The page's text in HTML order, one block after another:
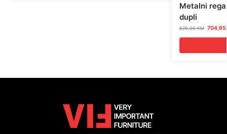
Metalni
dupli
829,00KM 704,65